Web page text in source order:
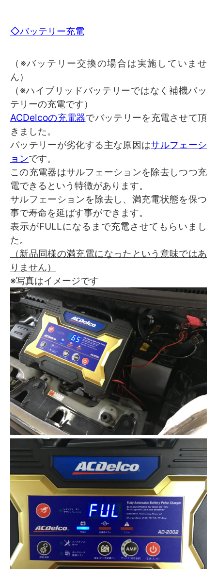
◇バッテリー充電
（※バッテリー交換の場合は実施していませ
ん）
（※ハイブリッドバッテリーではなく補機バッ
テリーの充電です）
ACDelcoの充電器でバッテリーを充電させて頂
きました。
バッテリーが劣化する主な原因はサルフェーシ
ョンです。
この充電器はサルフェーションを除去しつつ充
電できるという特徴があります。
サルフェーションを除去し、満充電状態を保つ
事で寿命を延ばす事ができます。
表示がFULLになるまで充電させてもらいまし
た。
（新品同様の満充電になったという意味ではあ
りません）
※写真はイメージです